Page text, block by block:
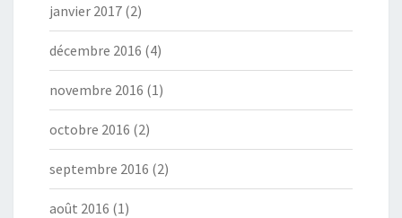
janvier 2017 (2)
décembre 2016 (4)
novembre 2016 (1)
octobre 2016 (2)
septembre 2016 (2)
août 2016 (1)